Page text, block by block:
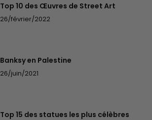
Top 10 des Œuvres de Street Art
26/février/2022
Banksy en Palestine
26/juin/2021
Top 15 des statues les plus célèbres